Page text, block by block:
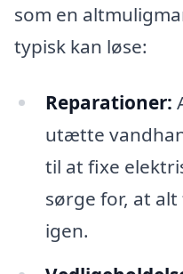
som en
typisk kan løse:
Reparationer:
utætte
til at fixe
sørge for, at
igen.